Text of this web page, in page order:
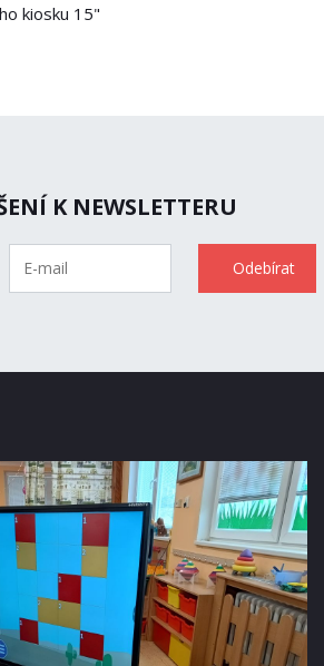
kiosku 15"
K NEWSLETTERU